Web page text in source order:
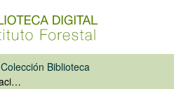
Colección Biblioteca
Propuesta para la investigación y extensión agroforestal para pequeños y medianos propietarios